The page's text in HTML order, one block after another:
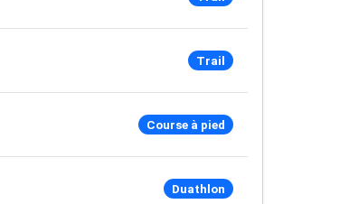
Trail
Course à pied
Duathlon